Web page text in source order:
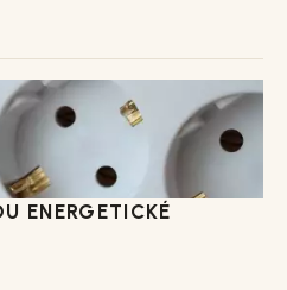
ENERGETICKÉ